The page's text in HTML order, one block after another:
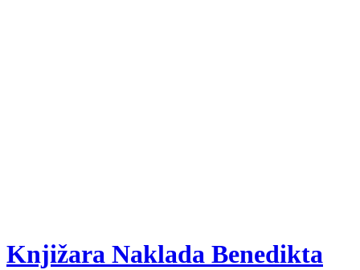
Knjižara Naklada Benedikta